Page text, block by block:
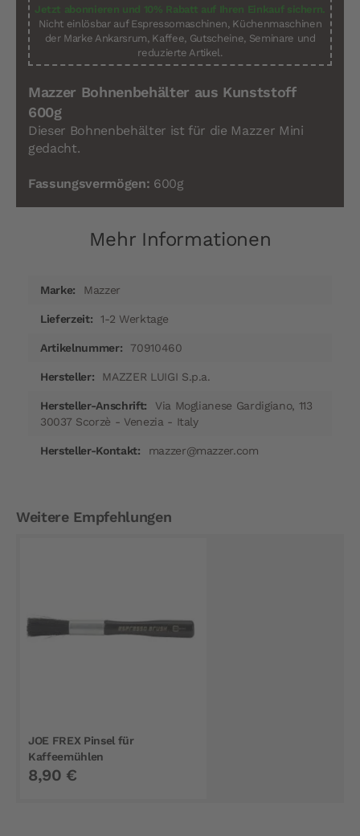
Jetzt abonnieren und 10% Rabatt auf Ihren Einkauf sichern.
Nicht einlösbar auf Espressomaschinen, Küchenmaschinen
der Marke Ankarsrum, Kaffee, Gutscheine, Seminare und
reduzierte Artikel.
Mazzer Bohnenbehälter aus Kunststoff
600g
Dieser Bohnenbehälter ist für die Mazzer Mini
gedacht.
Fassungsvermögen: 600g
Mehr Informationen
InformationenMazzer
1-2 Werktage
70910460
MAZZER LUIGI S.p.a.
Via Moglianese Gardigiano, 113
30037 Scorzè - Venezia - Italy
mazzer@mazzer.com
Weitere Empfehlungen
JOE FREX Pinsel für
Kaffeemühlen
8,90 €